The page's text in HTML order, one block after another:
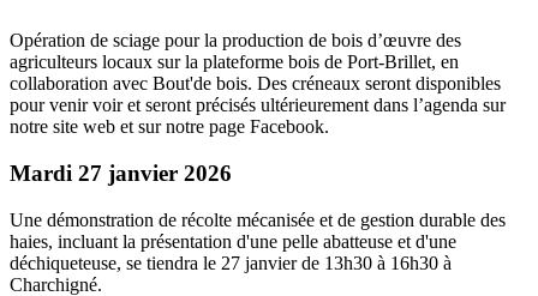
Opération de sciage pour la production de bois d’œuvre des
agriculteurs locaux sur la plateforme bois de Port-Brillet, en
collaboration avec Bout'de bois. Des créneaux seront disponibles
pour venir voir et seront précisés ultérieurement dans l’agenda sur
notre site web et sur notre page Facebook.
Mardi 27 janvier 2026
Une démonstration de récolte mécanisée et de gestion durable des
haies, incluant la présentation d'une pelle abatteuse et d'une
déchiqueteuse, se tiendra le 27 janvier de 13h30 à 16h30 à
Charchigné.